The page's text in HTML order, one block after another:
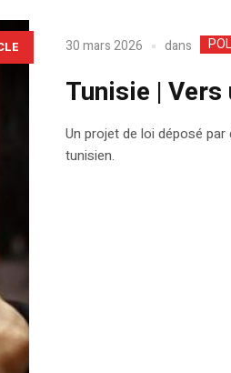
30 mars 2026 dans
Tunisie |
Un projet de loi déposé
tunisien.